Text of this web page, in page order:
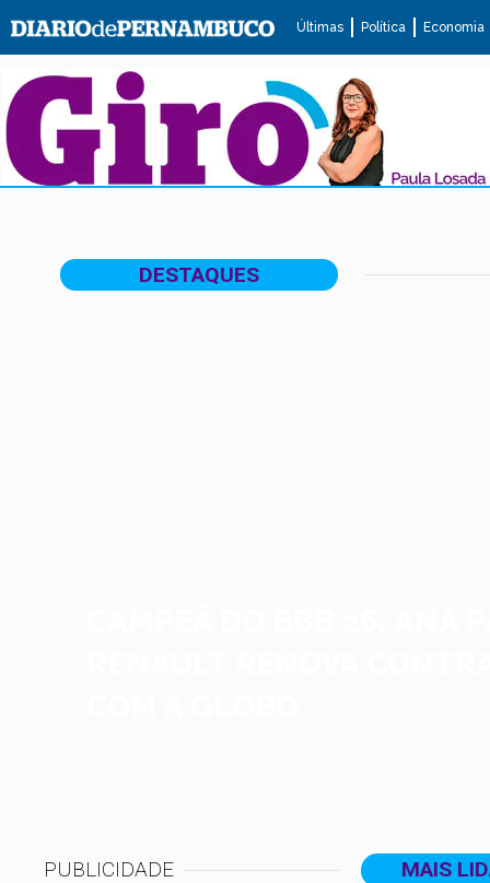
Últimas Política Economia
DESTAQUES
PUBLICIDADE MAIS